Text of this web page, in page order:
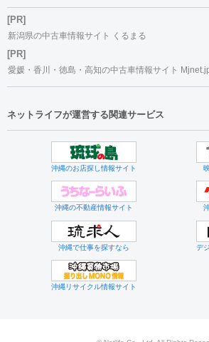
[PR]
新潟県の中古車情報サイト くるまる
[PR]
愛媛・香川・徳島・高知の中古車情報サイト
ネットライフが運営する関連サービス
沖縄のお店探し情報サイト
沖縄の不動産情報サイト
沖縄で仕事を探すなら デ
沖縄リサイクル情報サイト